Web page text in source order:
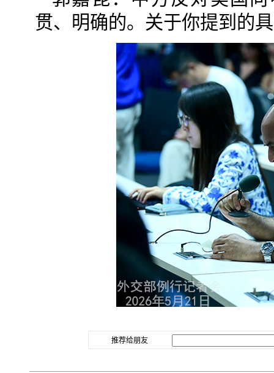
贯、明确的。关于你提到的
推荐给朋友